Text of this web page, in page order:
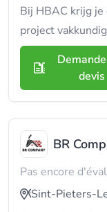
Bij HBAC krijg
project
devis
BR
Pas encore
Sint-Pieters-